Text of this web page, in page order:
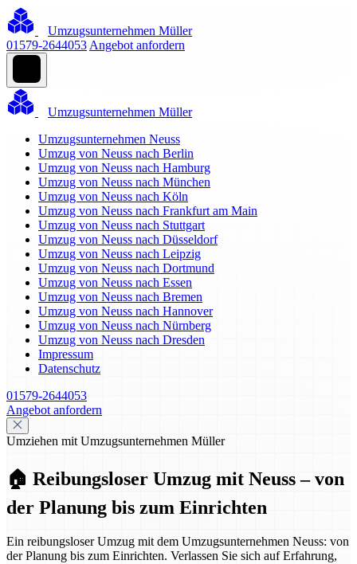
Umzugsunternehmen Müller
01579-2644053 Angebot anfordern
Umzugsunternehmen Müller
Umzugsunternehmen Neuss
Umzug von Neuss nach Berlin
Umzug von Neuss nach Hamburg
Umzug von Neuss nach München
Umzug von Neuss nach Köln
Umzug von Neuss nach Frankfurt am Main
Umzug von Neuss nach Stuttgart
Umzug von Neuss nach Düsseldorf
Umzug von Neuss nach Leipzig
Umzug von Neuss nach Dortmund
Umzug von Neuss nach Essen
Umzug von Neuss nach Bremen
Umzug von Neuss nach Hannover
Umzug von Neuss nach Nürnberg
Umzug von Neuss nach Dresden
Impressum
Datenschutz
01579-2644053
Angebot anfordern
Umziehen mit Umzugsunternehmen Müller
🏠 Reibungsloser Umzug mit Neuss – von
der Planung bis zum Einrichten
Ein reibungsloser Umzug mit dem Umzugsunternehmen Neuss: von
der Planung bis zum Einrichten. Verlassen Sie sich auf Erfahrung,